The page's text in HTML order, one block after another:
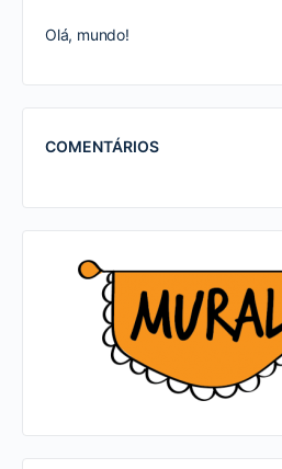
Olá, mundo!
COMENTÁRIOS